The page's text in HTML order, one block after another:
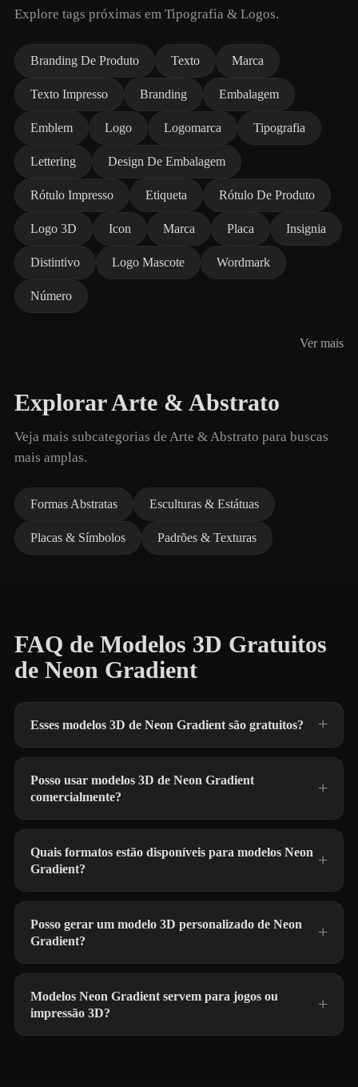
Explore tags próximas em Tipografia & Logos.
Branding De Produto Texto Marca
Texto Impresso Branding Embalagem
Emblem Logo Logomarca Tipografia
Lettering Design De Embalagem
Rótulo Impresso Etiqueta Rótulo De Produto
Logo 3D Icon Marca Placa Insignia
Distintivo Logo Mascote Wordmark
Número
Ver mais
Explorar Arte & Abstrato
Veja mais subcategorias de Arte & Abstrato para buscas
mais amplas.
Formas Abstratas Esculturas & Estátuas
Placas & Símbolos Padrões & Texturas
FAQ de Modelos 3D Gratuitos
de Neon Gradient
Esses modelos 3D de Neon Gradient são gratuitos?
Posso usar modelos 3D de Neon Gradient
comercialmente?
Quais formatos estão disponíveis para modelos Neon
Gradient?
Posso gerar um modelo 3D personalizado de Neon
Gradient?
Modelos Neon Gradient servem para jogos ou
impressão 3D?